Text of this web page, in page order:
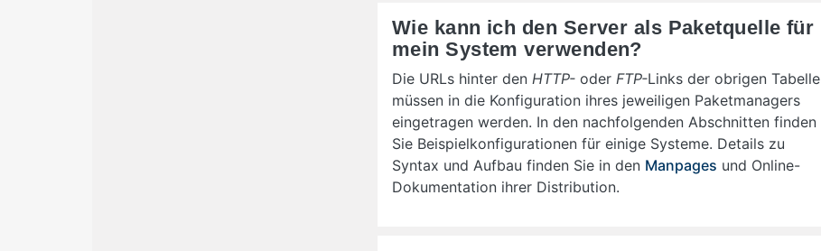
Wie kann ich den Server als Paketquelle für
mein System verwenden?
Die URLs hinter den HTTP- oder FTP-Links der obrigen Tabelle
müssen in die Konfiguration ihres jeweiligen Paketmanagers
eingetragen werden. In den nachfolgenden Abschnitten finden
Sie Beispielkonfigurationen für einige Systeme. Details zu
Syntax und Aufbau finden Sie in den Manpages und Online-
Dokumentation ihrer Distribution.